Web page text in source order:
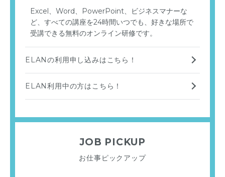
Excel、Word、PowerPoint、ビジネスマナーな
ど、すべての講座を24時間いつでも、好きな場所で
受講できる無料のオンライン研修です。
ELANの利用申し込みはこちら！
ELAN利用中の方はこちら！
JOB PICKUP
お仕事ピックアップ